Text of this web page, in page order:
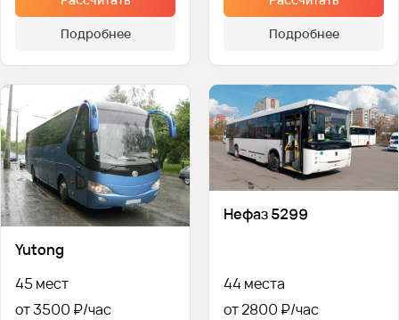
Подробнее
Подробнее
Yutong
45 мест
от 3500 ₽
Нефаз 5299
44 места
от 2800 ₽